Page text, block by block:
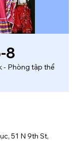
8
- Phòng tập thể
51 N 9th St,